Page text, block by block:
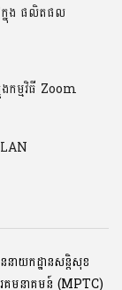
នុង ផលិតផល
កម្មវិធី Zoom
នាយកដ្ឋានសន្តិសុខ
គមនាគមន៍ (MPTC)